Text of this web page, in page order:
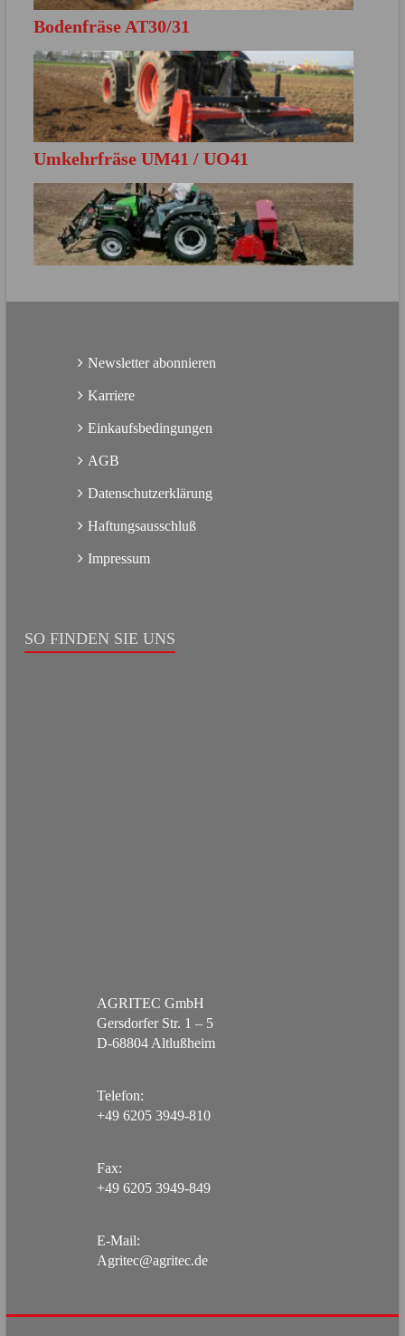
Direkt zur Produktbroschüre
Bodenfräse AT30/31
MEHR ERFAHREN
Direkt zur Produktbroschüre
Umkehrfräse UM41 / UO41
Newsletter abonnieren
Karriere
Einkaufsbedingungen
AGB
Datenschutzerklärung
Haftungsausschluß
Impressum
SO FINDEN SIE UNS
AGRITEC GmbH
Gersdorfer Str. 1 – 5
D-68804 Altlußheim
Telefon:
+49 6205 3949-810
Fax:
+49 6205 3949-849
E-Mail:
Agritec@agritec.de